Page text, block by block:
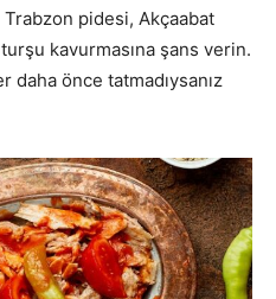
pidesi, Akçaabat
kavurmasına şans verin.
daha önce tatmadıysanız